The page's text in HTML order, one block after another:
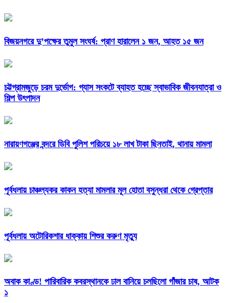
বিজয়নগরে দু’পক্ষের তুমুল সংঘর্ষ: প্রাণ হারালেন ১ জন, আহত ১৫ জন
চট্টগ্রামজুড়ে চরম দুর্ভোগ: গ্যাস সংকটে ব্যাহত হচ্ছে স্বাভাবিক জীবনযাত্রা ও
শিল্প উৎপাদন
নারায়ণগঞ্জের বন্দরে ডিবি পুলিশ পরিচয়ে ১৮ লাখ টাকা ছিনতাই, থানায় মামলা
পূর্বধলায় চাঞ্চল্যকর কাকন হত্যা মামলার মূল হোতা বসুন্ধরা থেকে গ্রেপ্তার
পূর্বধলায় অটোরিকশার ধাক্কায় শিশুর করুণ মৃত্যু
অবাক কাণ্ড! পারিবারিক কবরস্থানকে ঢাল বানিয়ে চলছিলো গাঁজার চাষ, আটক
১